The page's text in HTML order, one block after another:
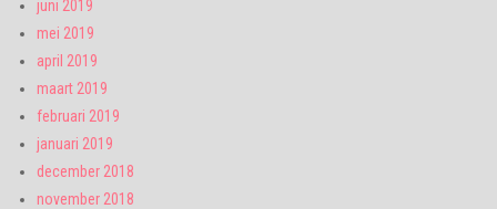
juni 2019
mei 2019
april 2019
maart 2019
februari 2019
januari 2019
december 2018
november 2018